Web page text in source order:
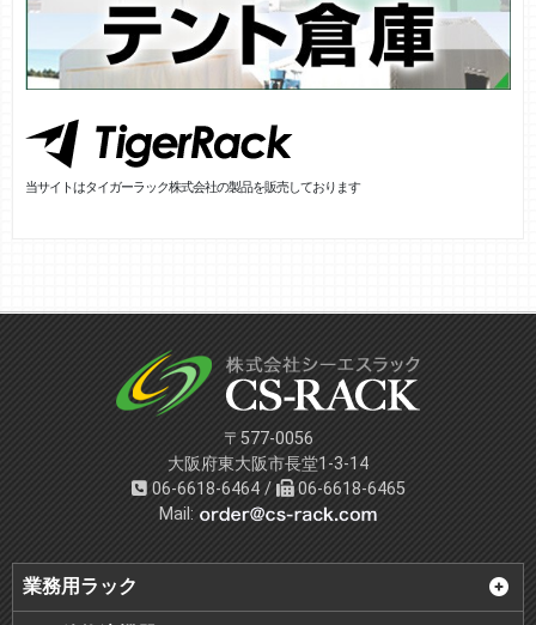
当サイトはタイガーラック株式会社の製品を販売しております
〒577-0056
大阪府東大阪市長堂1-3-14
06-6618-6464 /
06-6618-6465
Mail:
業務用ラック